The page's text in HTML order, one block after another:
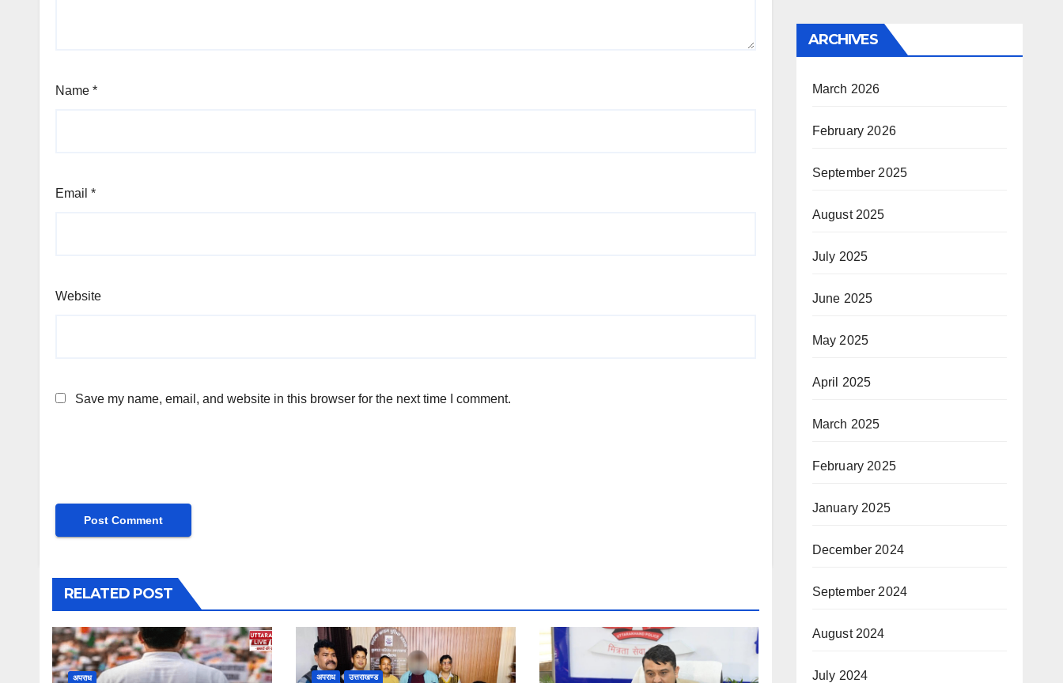
Name *
Email *
Website
Save my name, email, and website in this browser for the next time I comment.
RELATED POST
अपराध अपराध उत्तराखण्ड
ARCHIVES
March 2026
February 2026
September 2025
August 2025
July 2025
June 2025
May 2025
April 2025
March 2025
February 2025
January 2025
December 2024
September 2024
August 2024
July 2024